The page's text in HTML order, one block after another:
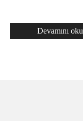
Devamını oku